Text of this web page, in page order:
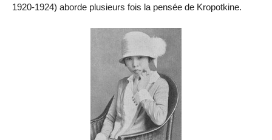
1920-1924) aborde plusieurs fois la pensée de Kropotkine.